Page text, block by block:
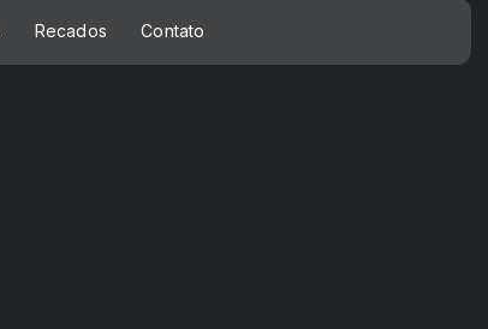
Recados Contato